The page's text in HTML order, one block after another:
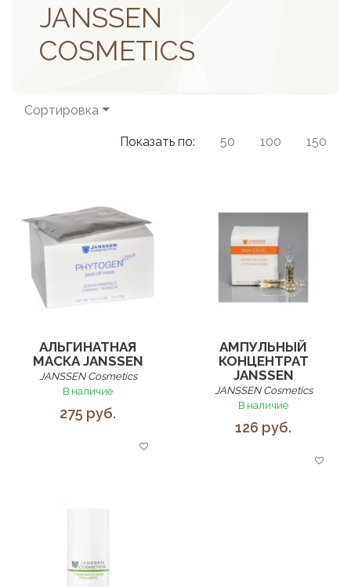
JANSSEN
COSMETICS
Сортировка
Показать по: 50 100 150
АЛЬГИНАТНАЯ
МАСКА JANSSEN
JANSSEN Cosmetics
В наличие
275 руб.
АМПУЛЬНЫЙ
КОНЦЕНТРАТ
JANSSEN
JANSSEN Cosmetics
В наличие
126 руб.